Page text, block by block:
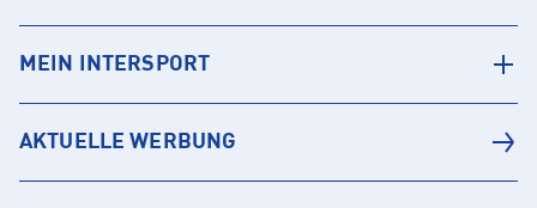
MEIN INTERSPORT
AKTUELLE WERBUNG